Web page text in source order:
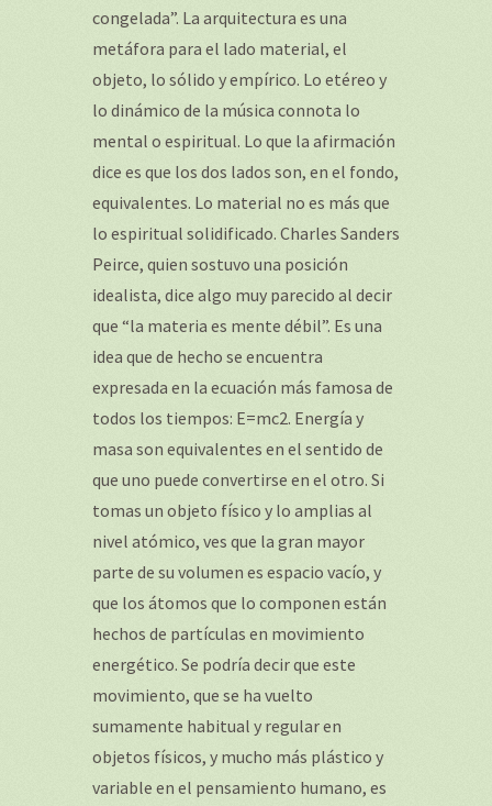
congelada”. La arquitectura es una
metáfora para el lado material, el
objeto, lo sólido y empírico. Lo etéreo y
lo dinámico de la música connota lo
mental o espiritual. Lo que la afirmación
dice es que los dos lados son, en el fondo,
equivalentes. Lo material no es más que
lo espiritual solidificado. Charles Sanders
Peirce, quien sostuvo una posición
idealista, dice algo muy parecido al decir
que “la materia es mente débil”. Es una
idea que de hecho se encuentra
expresada en la ecuación más famosa de
todos los tiempos: E=mc2. Energía y
masa son equivalentes en el sentido de
que uno puede convertirse en el otro. Si
tomas un objeto físico y lo amplias al
nivel atómico, ves que la gran mayor
parte de su volumen es espacio vacío, y
que los átomos que lo componen están
hechos de partículas en movimiento
energético. Se podría decir que este
movimiento, que se ha vuelto
sumamente habitual y regular en
objetos físicos, y mucho más plástico y
variable en el pensamiento humano, es